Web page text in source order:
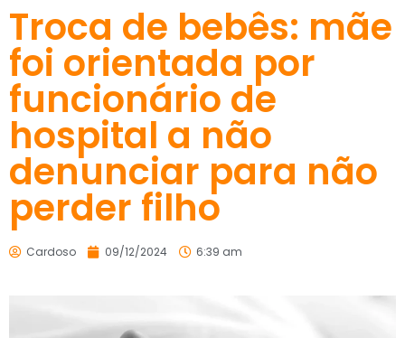
Troca de bebês: mãe
foi orientada por
funcionário de
hospital a não
denunciar para não
perder filho
Cardoso 09/12/2024 6:39 am